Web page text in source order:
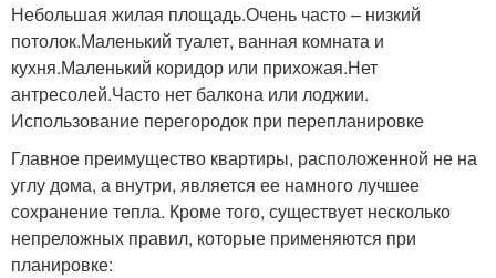
Небольшая жилая площадь.Очень часто – низкий
потолок.Маленький туалет, ванная комната и
кухня.Маленький коридор или прихожая.Нет
антресолей.Часто нет балкона или лоджии.
Использование перегородок при перепланировке
Главное преимущество квартиры, расположенной не на
углу дома, а внутри, является ее намного лучшее
сохранение тепла. Кроме того, существует несколько
непреложных правил, которые применяются при
планировке: